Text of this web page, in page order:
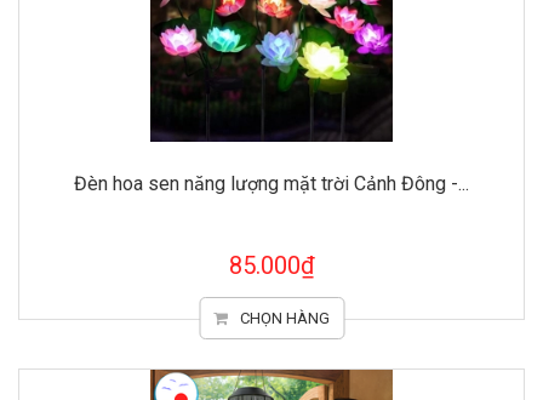
Đèn hoa sen năng lượng mặt trời Cảnh Đông -...
85.000₫
CHỌN HÀNG